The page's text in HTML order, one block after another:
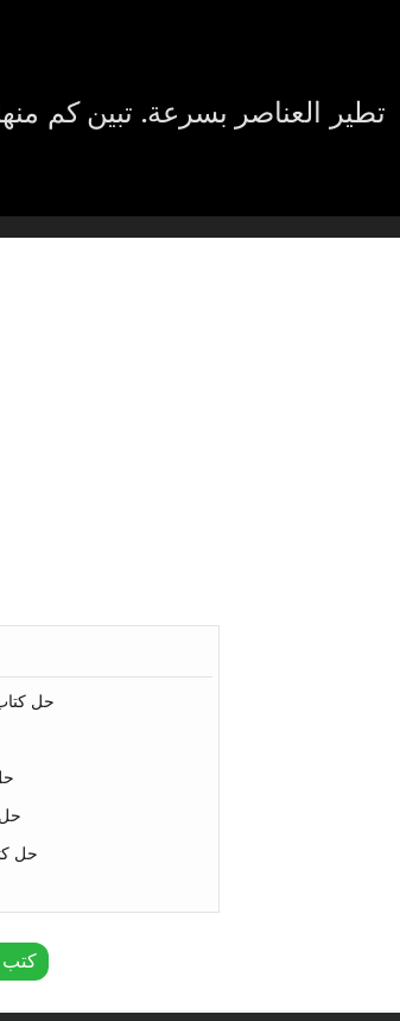
حل كتاب
حل
حل
كتب